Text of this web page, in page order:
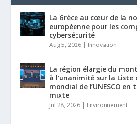
La Grèce au cœur de la
européenne pour les
cybersécurité
Aug 5, 2026 | Innovation
La région élargie du
à l’unanimité sur la
mondial de l’UNESCO en
mixte
Jul 28, 2026 | Environnement